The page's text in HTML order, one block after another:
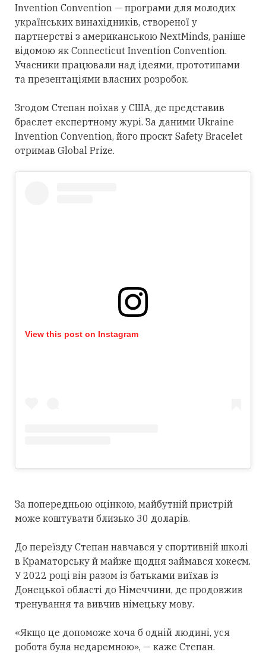
Invention Convention — програми для молодих
українських винахідників, створеної у
партнерстві з американською NextMinds, раніше
відомою як Connecticut Invention Convention.
Учасники працювали над ідеями, прототипами
та презентаціями власних розробок.
Згодом Степан поїхав у США, де представив
браслет експертному журі. За даними Ukraine
Invention Convention, його проєкт Safety Bracelet
отримав Global Prize.
View this post on Instagram
За попередньою оцінкою, майбутній пристрій
може коштувати близько 30 доларів.
До переїзду Степан навчався у спортивній школі
в Краматорську й майже щодня займався хокеєм.
У 2022 році він разом із батьками виїхав із
Донецької області до Німеччини, де продовжив
тренування та вивчив німецьку мову.
«Якщо це допоможе хоча б одній людині, уся
робота була недаремною», — каже Степан.